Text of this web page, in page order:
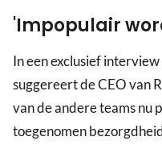
'Impopulair
In een exclusief
suggereert de CEO van
van de andere teams nu
toegenomen